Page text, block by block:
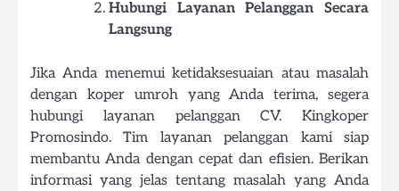
Hubungi Layanan Pelanggan Secara
Langsung
Jika Anda menemui ketidaksesuaian atau masalah
dengan koper umroh yang Anda terima, segera
hubungi layanan pelanggan CV. Kingkoper
Promosindo. Tim layanan pelanggan kami siap
membantu Anda dengan cepat dan efisien. Berikan
informasi yang jelas tentang masalah yang Anda